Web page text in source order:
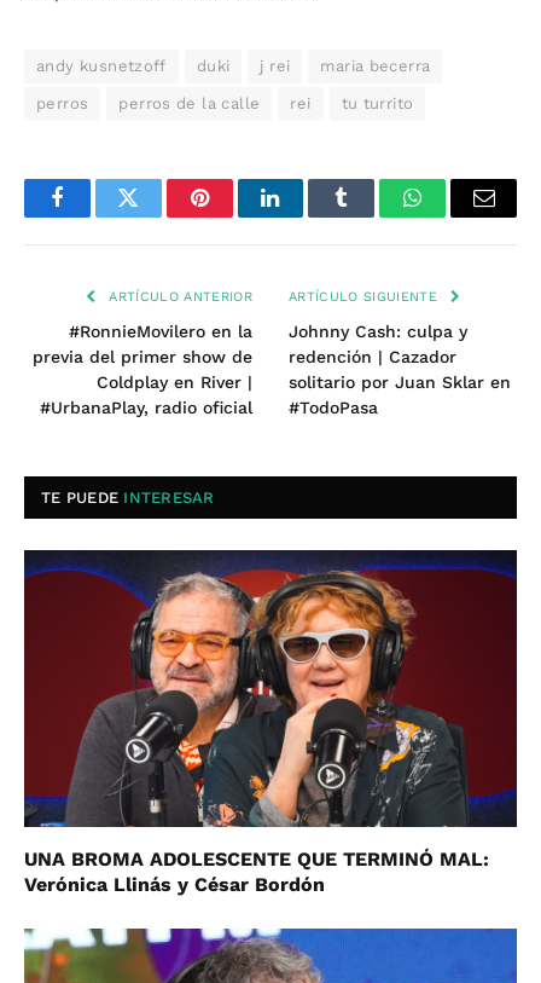
andy kusnetzoff duki j rei maria becerra
perros perros de la calle rei tu turrito
FacebookTwitter PinterestLinkedInTumblr WhatsAppEmail
ARTÍCULO ANTERIOR
#RonnieMovilero en la
previa del primer show de
Coldplay en River |
#UrbanaPlay, radio oficial
ARTÍCULO SIGUIENTE
Johnny Cash: culpa y
redención | Cazador
solitario por Juan Sklar en
#TodoPasa
TE PUEDE INTERESAR
UNA BROMA ADOLESCENTE QUE TERMINÓ MAL:
Verónica Llinás y César Bordón